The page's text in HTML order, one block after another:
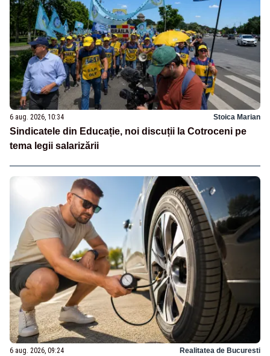
6 aug. 2026, 10:34 Stoica Marian
Sindicatele din Educație, noi discuții la Cotroceni pe
tema legii salarizării
6 aug. 2026, 09:24 Realitatea de Bucuresti